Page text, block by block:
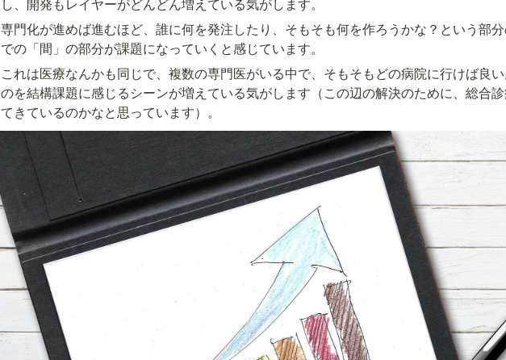
専門化が進めば進むほど、誰に何を発注したり、そもそも何を作ろうかな？という部
での「間」の部分が課題になっていくと感じています。
これは医療なんかも同じで、複数の専門医がいる中で、そもそもどの病院に行けば良
のを結構課題に感じるシーンが増えている気がします（この辺の解決のために、総合
てきているのかなと思っています）。